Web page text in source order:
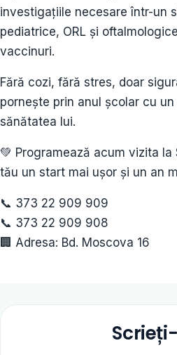
investigațiile necesare într-un
pediatrice, ORL și
vaccinuri.
Fără cozi, fără stres, doar
pornește prin anul școlar cu
sănătatea lui.
💚 Programează acum vizita
tău un start mai ușor și un an
📞 373 22 909 909
📞 373 22 909 908
🏢 Adresa: Bd. Moscova 16